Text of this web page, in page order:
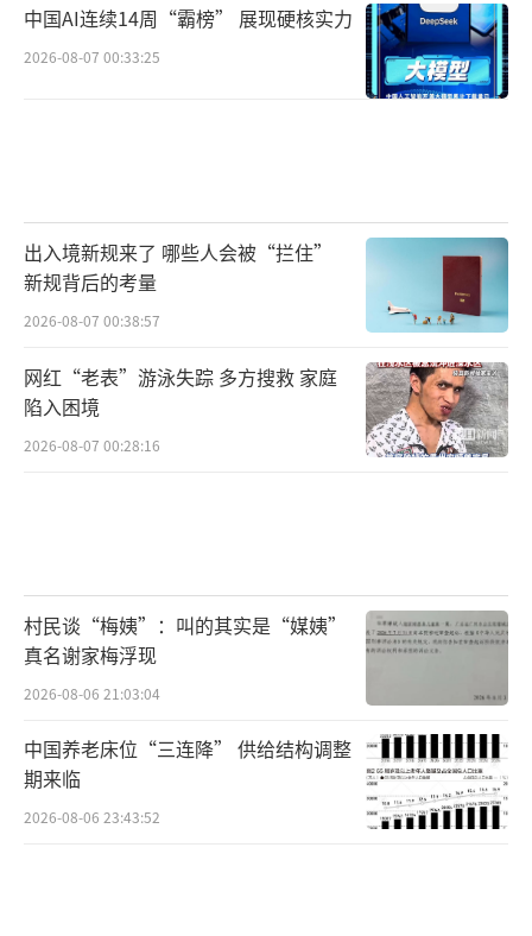
中国AI连续14周“霸榜” 展现硬核实力
2026-08-07 00:33:25
出入境新规来了 哪些人会被“拦住”
新规背后的考量
2026-08-07 00:38:57
网红“老表”游泳失踪 多方搜救 家庭
陷入困境
2026-08-07 00:28:16
村民谈“梅姨”：叫的其实是“媒姨”
真名谢家梅浮现
2026-08-06 21:03:04
中国养老床位“三连降” 供给结构调整
期来临
2026-08-06 23:43:52